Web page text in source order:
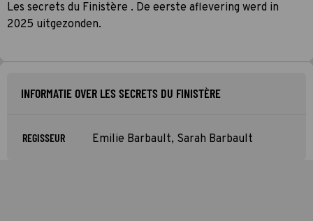
Les secrets du Finistère . De eerste aflevering werd in
2025 uitgezonden.
INFORMATIE OVER LES SECRETS DU FINISTÈRE
REGISSEUR Emilie Barbault, Sarah Barbault